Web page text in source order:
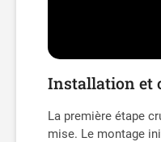
Installation et
La première étape
mise. Le montage